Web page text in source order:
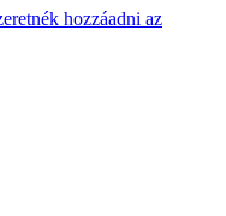
hozzáadni az